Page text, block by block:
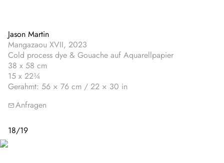
Jason Martin
Mangazaou XVII, 2023
Cold process dye & Gouache auf Aquarellpapier
38 x 58 cm
15 x 22¾
Gerahmt: 56 × 76 cm / 22 × 30 in
Anfragen
18/19